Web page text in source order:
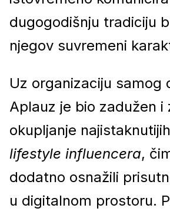
dugogodišnju tradiciju
njegov suvremeni
Uz organizaciju samog
Aplauz je bio zadužen i
okupljanje
lifestyle influencera,
dodatno osnažili
u digitalnom prostoru.